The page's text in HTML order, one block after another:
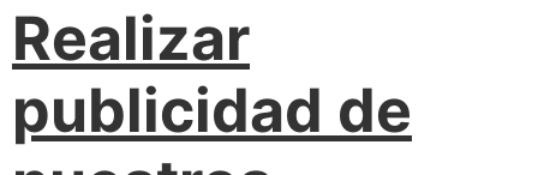
Realizar
publicidad de